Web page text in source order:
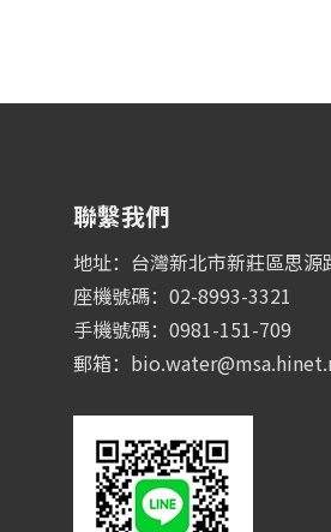
聯繫我們
地址：台灣新北市新莊區思源
座機號碼：02-8993-3321
手機號碼：0981-151-709
郵箱：